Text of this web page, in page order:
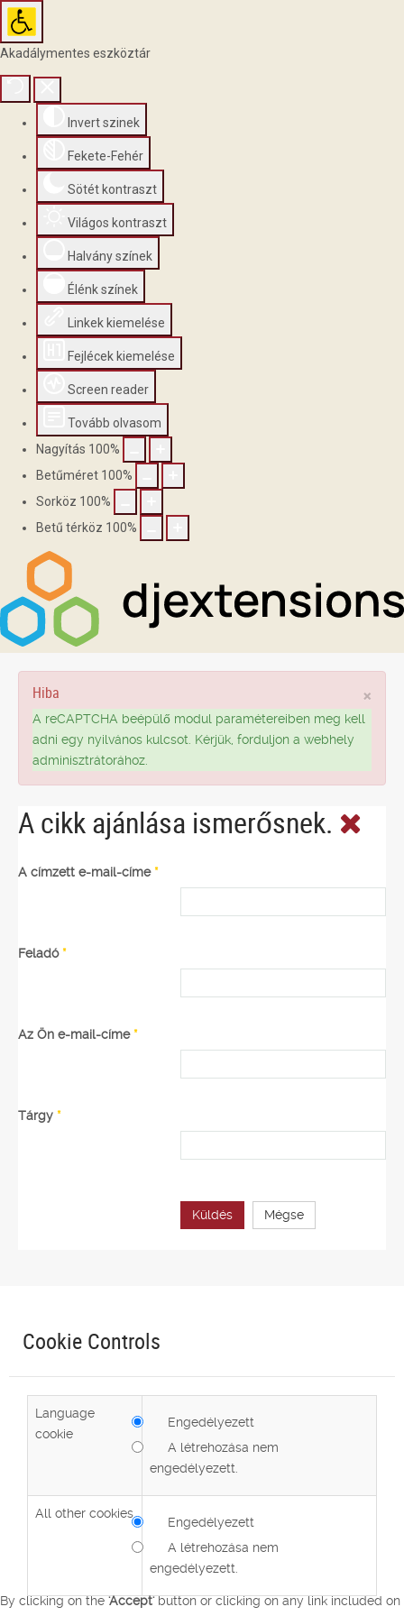
Akadálymentes eszköztár
Invert szinek
Fekete-Fehér
Sötét kontraszt
Világos kontraszt
Halvány színek
Élénk színek
Linkek kiemelése
Fejlécek kiemelése
Screen reader
Tovább olvasom
Nagyítás 100%
Betűméret 100%
Sorköz 100%
Betű térköz 100%
×
Hiba
A reCAPTCHA beépülő modul paramétereiben meg kell
adni egy nyilvános kulcsot. Kérjük, forduljon a webhely
adminisztrátorához.
A cikk ajánlása ismerősnek.
A címzett e-mail-címe*
Feladó*
Az Ön e-mail-címe*
Tárgy *
Küldés Mégse
By clicking on the'Accept'button or clicking on any link included on
Cookie Controls
Language
cookie
Engedélyezett
A létrehozása nem
engedélyezett.
All other cookies
Engedélyezett
A létrehozása nem
engedélyezett.